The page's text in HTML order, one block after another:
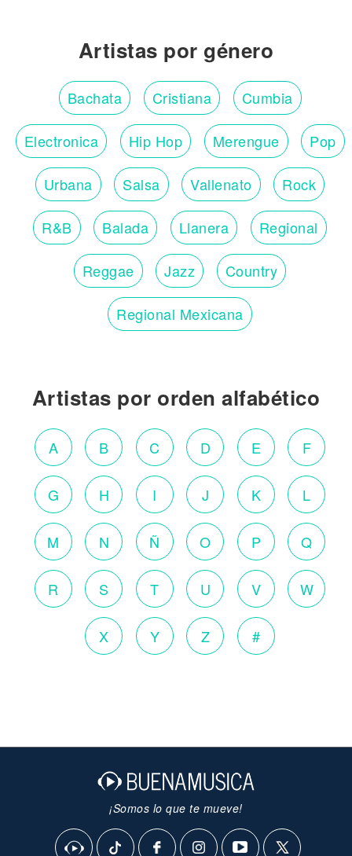
Artistas por género
Bachata Cristiana Cumbia
Electronica Hip Hop Merengue Pop
Urbana Salsa Vallenato Rock
R&B Balada Llanera Regional
Reggae Jazz Country
Regional Mexicana
Artistas por orden alfabético
A B C D E F
G H I J K L
M N Ñ O P Q
R S T U V W
X Y Z #
¡Somos lo que te mueve!